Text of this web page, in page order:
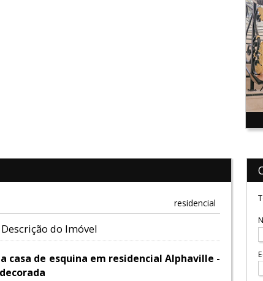
residencial
Descrição do Imóvel
casa de esquina em residencial Alphaville -